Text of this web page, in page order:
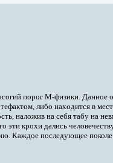
порог М-физики. Данное
либо находится в
наложив на себя табу на
крохи дались
Каждое последующее